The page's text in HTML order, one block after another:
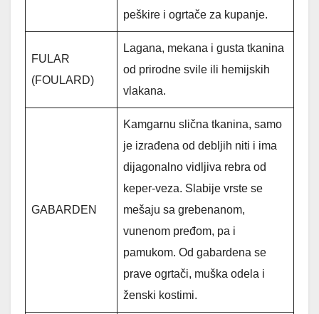
peškire i ogrtače za kupanje.
FULAR
(FOULARD)
Lagana, mekana i gusta tkanina
od prirodne svile ili hemijskih
vlakana.
GABARDEN
Kamgarnu slična tkanina, samo
je izrađena od debljih niti i ima
dijagonalno vidljiva rebra od
keper-veza. Slabije vrste se
mešaju sa grebenanom,
vunenom pređom, pa i
pamukom. Od gabardena se
prave ogrtači, muška odela i
ženski kostimi.